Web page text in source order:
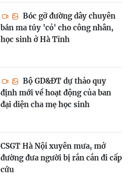
Bóc gỡ đường dây chuyên
bán ma túy 'cỏ' cho công nhân,
học sinh ở Hà Tĩnh
Bộ GD&ĐT dự thảo quy
định mới về hoạt động của ban
đại diện cha mẹ học sinh
CSGT Hà Nội xuyên mưa, mở
đường đưa người bị rắn cắn đi cấp
cứu